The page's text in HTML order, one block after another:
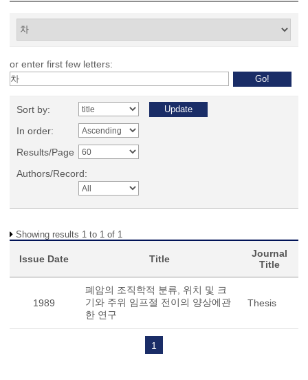
or enter first few letters:
Sort by:
In order:
Results/Page
Authors/Record:
Showing results 1 to 1 of 1
Issue Date Title
Journal
Title
1989
폐암의 조직학적 분류, 위치 및 크
기와 주위 임프절 전이의 양상에관
한 연구
Thesis
1